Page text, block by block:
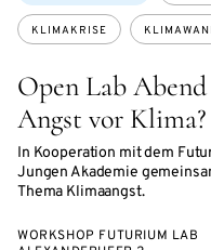
Open Lab
Angst vor Klima?
In Kooperation mit dem
Jungen Akademie
Thema Klimaangst.
KLIMAKRISE
WORKSHOP FUTURIUM LAB